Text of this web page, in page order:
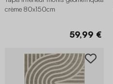
crème 80x150cm
59,99 €